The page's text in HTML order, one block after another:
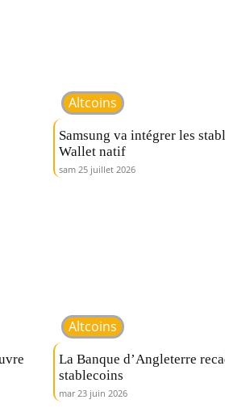
Altcoins
Samsung va intégrer les
Wallet natif
sam 25 juillet 2026
Altcoins
La Banque d’Angleterre
stablecoins
mar 23 juin 2026